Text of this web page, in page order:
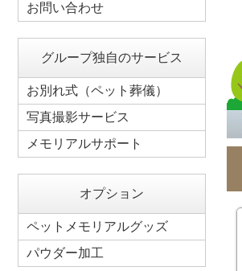
お問い合わせ
グループ独自のサービス
お別れ式（ペット葬儀）
写真撮影サービス
メモリアルサポート
オプション
ペットメモリアルグッズ
パウダー加工